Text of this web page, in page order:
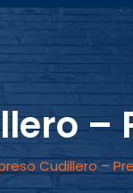
–
Cudillero –